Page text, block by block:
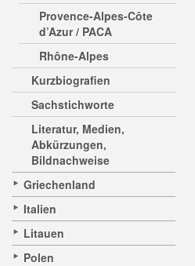
Provence-Alpes-Côte
d’Azur / PACA
Rhône-Alpes
Kurzbiografien
Sachstichworte
Literatur, Medien,
Abkürzungen,
Bildnachweise
Griechenland
Italien
Litauen
Polen